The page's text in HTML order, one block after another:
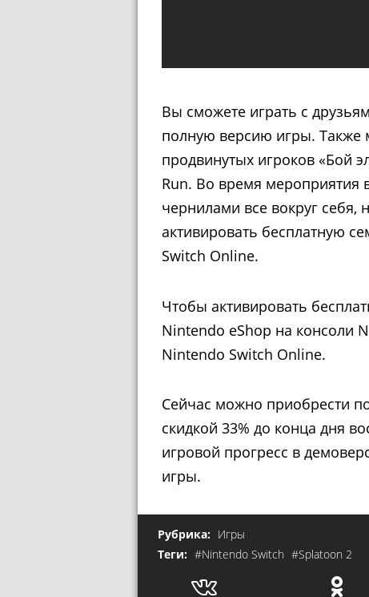
Вы сможете играть с
полную версию игры.
продвинутых игроков «Бой
Run. Во время мероприятия
чернилами все вокруг себя,
активировать бесплатную
Switch Online.
Чтобы активировать
Nintendo eShop на консоли
Nintendo Switch Online.
Сейчас можно приобрести
скидкой 33% до конца дня
игровой прогресс в
игры.
Рубрика: Игры
Теги: #Nintendo Switch #Splatoon 2